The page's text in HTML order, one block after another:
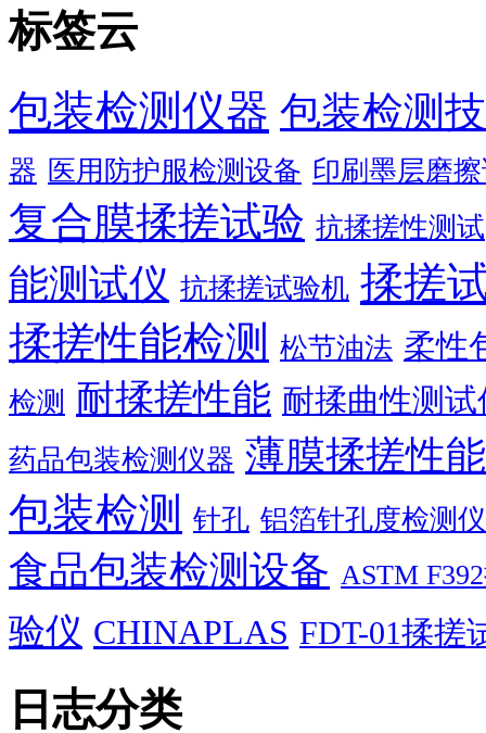
标签云
包装检测仪器 包装检测
器 医用防护服检测设备 印刷墨层磨
复合膜揉搓试验 抗揉搓性测试
能测试仪 抗揉搓试验机 揉搓
揉搓性能检测
松节油法 柔性
检测 耐揉搓性能 耐揉曲性测试
药品包装检测仪器 薄膜揉搓性
包装检测 针孔 铝箔针孔度检测
食品包装检测设备 ASTM
验仪 CHINAPLAS FDT-01揉搓
日志分类